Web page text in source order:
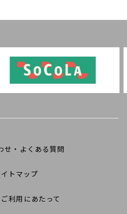
せ・よくある質問
トマップ
利用にあたって